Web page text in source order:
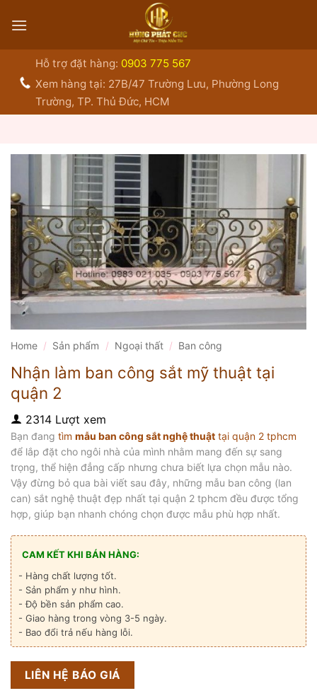
qua
Hỗ trợ đặt hàng: 0903 775 567
Xem hàng tại: 27B/47 Trường Lưu, Phường Long
Trường, TP. Thủ Đức, HCM
Home / Sản phẩm / Ngoại thất / Ban công
Nhận làm ban công sắt mỹ thuật tại
quận 2
2314 Lượt xem
Bạn đang tìm mẫu ban công sắt nghệ thuật tại quận 2 tphcm
để lắp đặt cho ngôi nhà của mình nhằm mang đến sự sang
trọng, thể hiện đẳng cấp nhưng chưa biết lựa chọn mẫu nào.
Vậy đừng bỏ qua bài viết sau đây, những mẫu ban công (lan
can) sắt nghệ thuật đẹp nhất tại quận 2 tphcm đều được tổng
hợp, giúp bạn nhanh chóng chọn được mẫu phù hợp nhất.
CAM KẾT KHI BÁN HÀNG:
- Hàng chất lượng tốt.
- Sản phẩm y như hình.
- Độ bền sản phẩm cao.
- Giao hàng trong vòng 3-5 ngày.
- Bao đổi trả nếu hàng lỗi.
LIÊN HỆ BÁO GIÁ